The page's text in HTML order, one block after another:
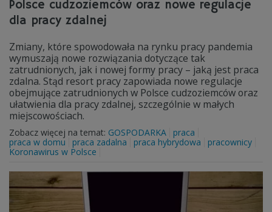
Polsce cudzoziemców oraz nowe regulacje
dla pracy zdalnej
Zmiany, które spowodowała na rynku pracy pandemia
wymuszają nowe rozwiązania dotyczące tak
zatrudnionych, jak i nowej formy pracy – jaką jest praca
zdalna. Stąd resort pracy zapowiada nowe regulacje
obejmujące zatrudnionych w Polsce cudzoziemców oraz
ułatwienia dla pracy zdalnej, szczególnie w małych
miejscowościach.
Zobacz więcej na temat: GOSPODARKA
praca
praca w domu
praca zadalna praca hybrydowa
pracownicy
Koronawirus w Polsce